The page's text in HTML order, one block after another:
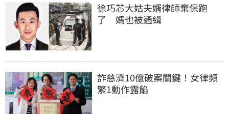
徐巧芯大姑夫婿律師棄保跑
了　媽也被通緝
詐慈濟10億破案關鍵！女律頻
繁1動作露餡